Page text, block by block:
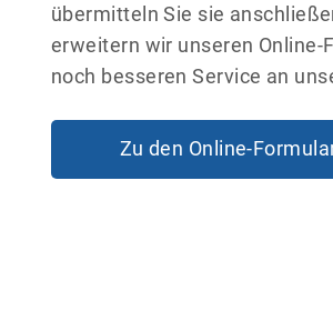
übermitteln Sie sie
erweitern wir unseren Online-
noch besseren Service an
Zu den Online-